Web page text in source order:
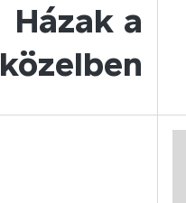
Házak a
közelben